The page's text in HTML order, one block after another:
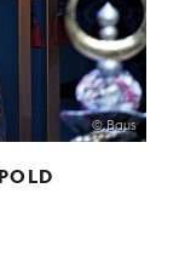
© Baus